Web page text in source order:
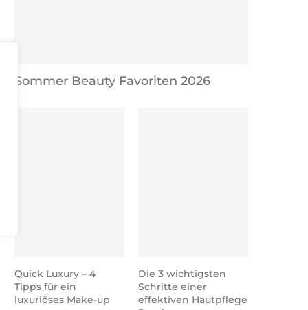
Sommer Beauty Favoriten 2026
Quick Luxury – 4
Tipps für ein
luxuriöses Make-up
Die 3 wichtigsten
Schritte einer
effektiven Hautpflege